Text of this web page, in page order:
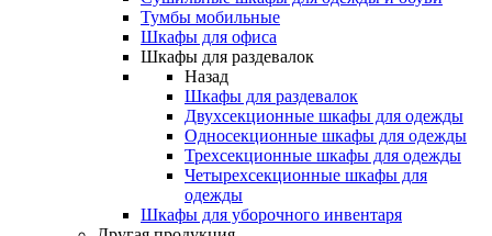
Тумбы мобильные
Шкафы для офиса
Шкафы для раздевалок
Назад
Шкафы для раздевалок
Двухсекционные шкафы для одежды
Односекционные шкафы для одежды
Трехсекционные шкафы для одежды
Четырехсекционные шкафы для
одежды
Шкафы для уборочного инвентаря